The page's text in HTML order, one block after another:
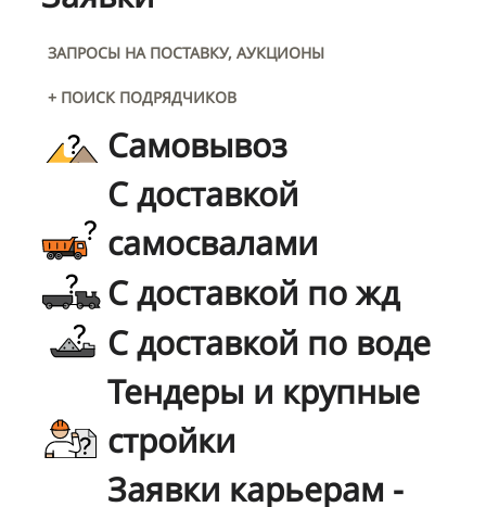
ЗАПРОСЫ НА ПОСТАВКУ, АУКЦИОНЫ
+ ПОИСК ПОДРЯДЧИКОВ
Самовывоз
С доставкой
самосвалами
С доставкой по жд
С доставкой по воде
Тендеры и крупные
стройки
Заявки карьерам -